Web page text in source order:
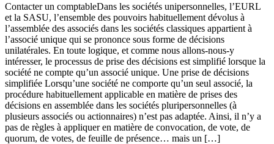
Contacter un comptableDans les sociétés unipersonnelles, l’EURL
et la SASU, l’ensemble des pouvoirs habituellement dévolus à
l’assemblée des associés dans les sociétés classiques appartient à
l’associé unique qui se prononce sous forme de décisions
unilatérales. En toute logique, et comme nous allons-nous-y
intéresser, le processus de prise des décisions est simplifié lorsque la
société ne compte qu’un associé unique. Une prise de décisions
simplifiée Lorsqu’une société ne comporte qu’un seul associé, la
procédure habituellement applicable en matière de prises des
décisions en assemblée dans les sociétés pluripersonnelles (à
plusieurs associés ou actionnaires) n’est pas adaptée. Ainsi, il n’y a
pas de règles à appliquer en matière de convocation, de vote, de
quorum, de votes, de feuille de présence… mais un […]